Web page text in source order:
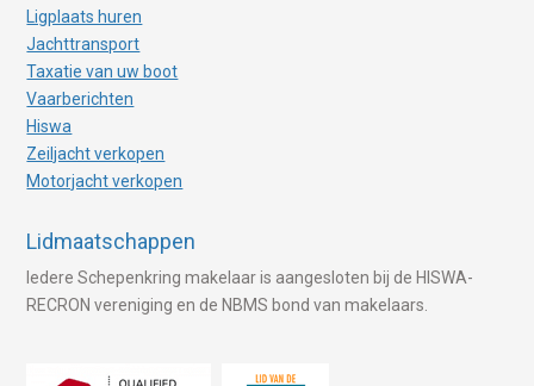
Ligplaats huren
Jachttransport
Taxatie van uw boot
Vaarberichten
Hiswa
Zeiljacht verkopen
Motorjacht verkopen
Lidmaatschappen
Iedere Schepenkring makelaar is aangesloten bij de HISWA-
RECRON vereniging en de NBMS bond van makelaars.